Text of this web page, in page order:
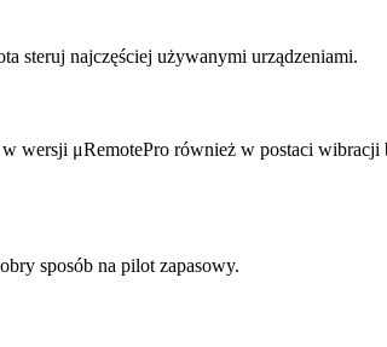
steruj najczęściej używanymi urządzeniami.
μRemotePro również w postaci wibracji
sposób na pilot zapasowy.